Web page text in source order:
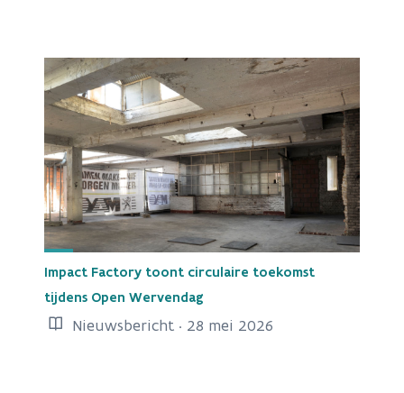
Impact Factory toont circulaire toekomst
tijdens Open Wervendag
Nieuwsbericht · 28 mei 2026